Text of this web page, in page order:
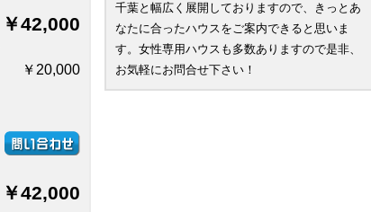
￥42,000
￥20,000
￥42,000
千葉と幅広く展開しておりますので、きっとあ
なたに合ったハウスをご案内できると思いま
す。女性専用ハウスも多数ありますので是非、
お気軽にお問合せ下さい！